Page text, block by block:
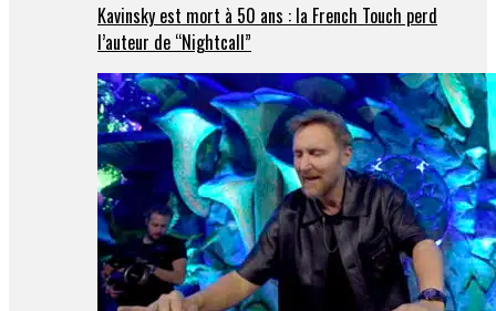
Kavinsky est mort à 50 ans : la French Touch perd
l’auteur de “Nightcall”